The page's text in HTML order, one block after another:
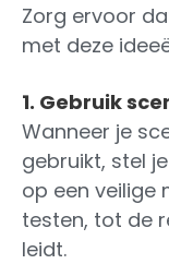
Zorg ervoor
met deze
1. Gebruik
Wanneer je
gebruikt, stel
op een veilige
testen, tot de
leidt.